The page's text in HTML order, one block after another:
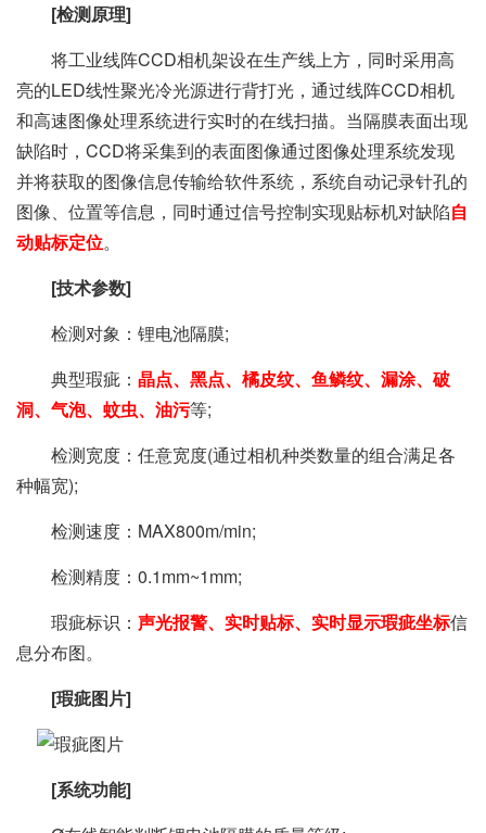
[检测原理]
将工业线阵CCD相机架设在生产线上方，同时采用高
亮的LED线性聚光冷光源进行背打光，通过线阵CCD相机
和高速图像处理系统进行实时的在线扫描。当隔膜表面出现
缺陷时，CCD将采集到的表面图像通过图像处理系统发现
并将获取的图像信息传输给软件系统，系统自动记录针孔的
图像、位置等信息，同时通过信号控制实现贴标机对缺陷自
动贴标定位。
[技术参数]
检测对象：锂电池隔膜;
典型瑕疵： 晶点、黑点、橘皮纹、鱼鳞纹、漏涂、破
洞、气泡、蚊虫、油污等;
检测宽度：任意宽度(通过相机种类数量的组合满足各
种幅宽);
检测速度：MAX800m/min;
检测精度：0.1mm~1mm;
瑕疵标识： 声光报警、实时贴标、实时显示瑕疵坐标信
息分布图。
[瑕疵图片]
[系统功能]